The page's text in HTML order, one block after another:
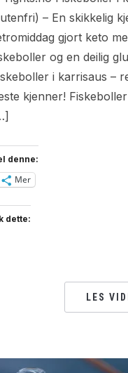
– En skikkelig
gjort keto
og en deilig
i karrisaus –
kjenner!
denne:
Mer
dette:
LES